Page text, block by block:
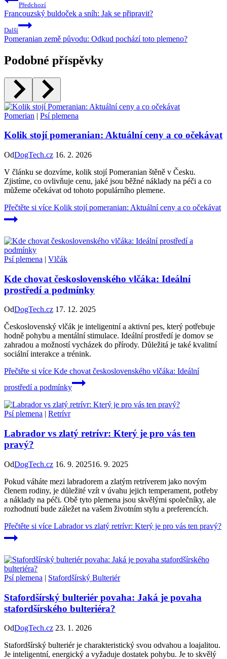
Předchozí
Francouzský buldoček a sníh: Jak se připravit?
Další
Pomeranian země původu: Odkud pochází toto plemeno?
Podobné příspěvky
Pomerian | Psí plemena
Kolik stojí pomeranian: Aktuální ceny a co očekávat
OdDogTech.cz 16. 2. 2026
V článku se dozvíme, kolik stojí Pomeranian štěně v Česku.
Zjistíme, co ovlivňuje cenu, jaké jsou běžné náklady na péči a co
můžeme očekávat od tohoto populárního plemene.
Přečtěte si více Kolik stojí pomeranian: Aktuální ceny a co očekávat
Psí plemena | Vlčák
Kde chovat československého vlčáka: Ideální
prostředí a podmínky
OdDogTech.cz 17. 12. 2025
Československý vlčák je inteligentní a aktivní pes, který potřebuje
hodně pohybu a mentální stimulace. Ideální prostředí je domov se
zahradou a možností vycházek do přírody. Důležitá je také kvalitní
sociální interakce a trénink.
Přečtěte si více Kde chovat československého vlčáka: Ideální
prostředí a podmínky
Psí plemena | Retrívr
Labrador vs zlatý retrívr: Který je pro vás ten
pravý?
OdDogTech.cz 16. 9. 202516. 9. 2025
Pokud váháte mezi labradorem a zlatým retríverem jako novým
členem rodiny, je důležité vzít v úvahu jejich temperament, potřeby
a náklady na péči. Obě tyto plemena jsou skvělými společníky, ale
rozhodnutí bude záležet na vašem životním stylu a preferencích.
Přečtěte si více Labrador vs zlatý retrívr: Který je pro vás ten pravý?
Psí plemena | Stafordšírský Bulteriér
Stafordšírský bulteriér povaha: Jaká je povaha
stafordšírského bulteriéra?
OdDogTech.cz 23. 1. 2026
Stafordšírský bulteriér je charakteristický svou odvahou a loajalitou.
Je inteligentní, energický a vyžaduje dostatek pohybu. Je to skvělý